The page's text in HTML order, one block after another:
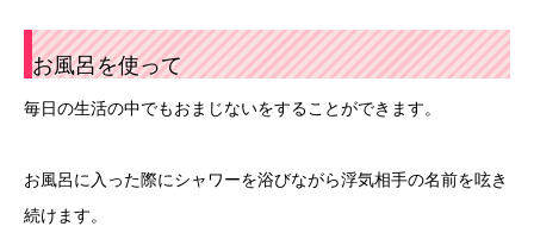
お風呂を使って
毎日の生活の中でもおまじないをすることができます。
お風呂に入った際にシャワーを浴びながら浮気相手の名前を呟き
続けます。